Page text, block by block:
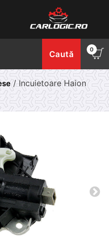
Caută 0
/ Incuietoare Haion